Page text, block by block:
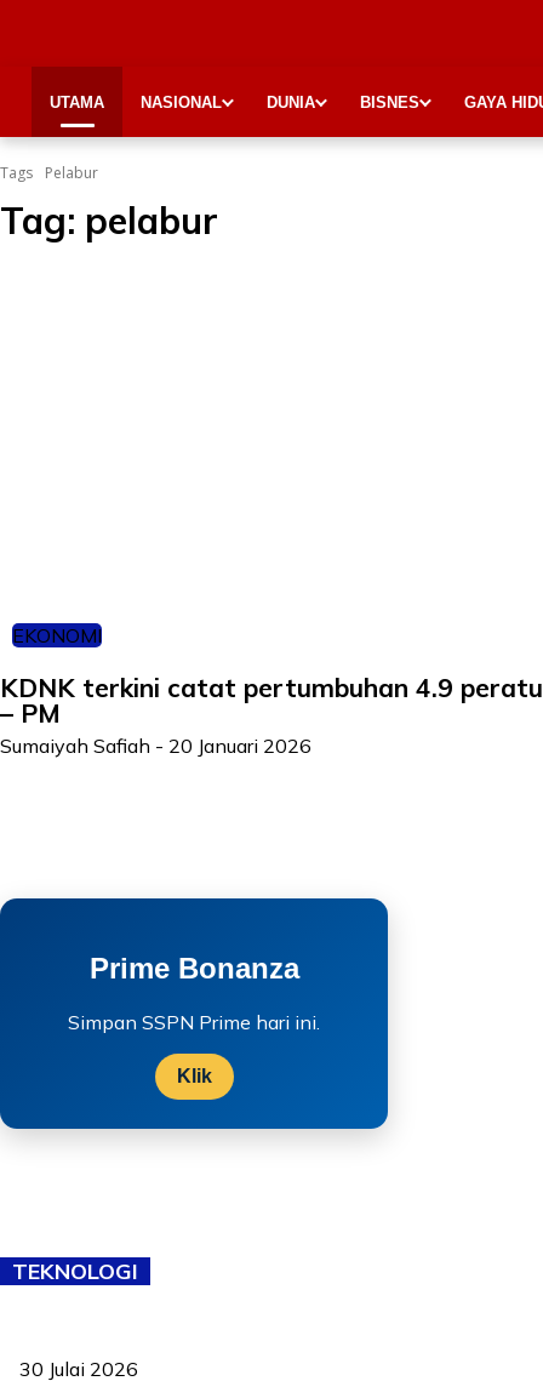
UTAMA NASIONAL DUNIA BISNES GAYA
Tags Pelabur
Tag: pelabur
EKONOMI
KDNK terkini catat pertumbuhan 4.9
– PM
Sumaiyah Safiah - 20 Januari 2026
Prime Bonanza
Simpan SSPN Prime hari ini.
Klik
TEKNOLOGI
30 Julai 2026